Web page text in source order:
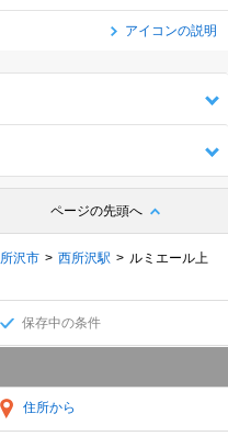
アイコンの説明
ページの先頭へ
所沢市 西所沢駅
ルミエール上
保存中の条件
住所から